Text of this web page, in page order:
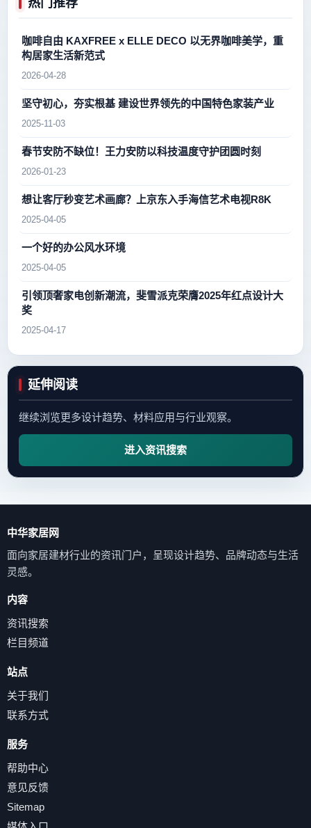
热门推荐
咖啡自由 KAXFREE x ELLE DECO 以无界咖啡美学，重
构居家生活新范式
2026-04-28
坚守初心，夯实根基 建设世界领先的中国特色家装产业
2025-11-03
春节安防不缺位！王力安防以科技温度守护团圆时刻
2026-01-23
想让客厅秒变艺术画廊？上京东入手海信艺术电视R8K
2025-04-05
一个好的办公风水环境
2025-04-05
引领顶奢家电创新潮流，斐雪派克荣膺2025年红点设计大
奖
2025-04-17
延伸阅读
继续浏览更多设计趋势、材料应用与行业观察。
进入资讯搜索
中华家居网
面向家居建材行业的资讯门户，呈现设计趋势、品牌动态与生活
灵感。
内容
资讯搜索
栏目频道
站点
关于我们
联系方式
服务
帮助中心
意见反馈
Sitemap